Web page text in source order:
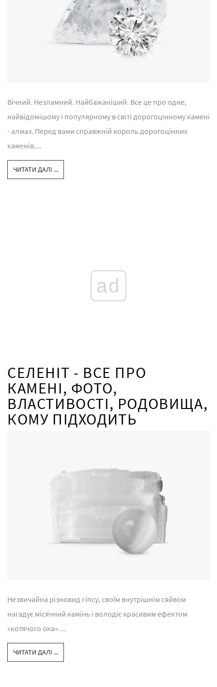
Вічний. Незламний. Найбажаніший. Все це про одне,
найвідомішому і популярному в світі дорогоцінному камені
- алмаз. Перед вами справжній король дорогоцінних
каменів....
ЧИТАТИ ДАЛІ ...
ad
СЕЛЕНІТ - ВСЕ ПРО
КАМЕНІ, ФОТО,
ВЛАСТИВОСТІ, РОДОВИЩА,
КОМУ ПІДХОДИТЬ
Незвичайна різновид гіпсу, своїм внутрішнім сяйвом
нагадує місячний камінь і володіє красивим ефектом
«котячого ока»....
ЧИТАТИ ДАЛІ ...